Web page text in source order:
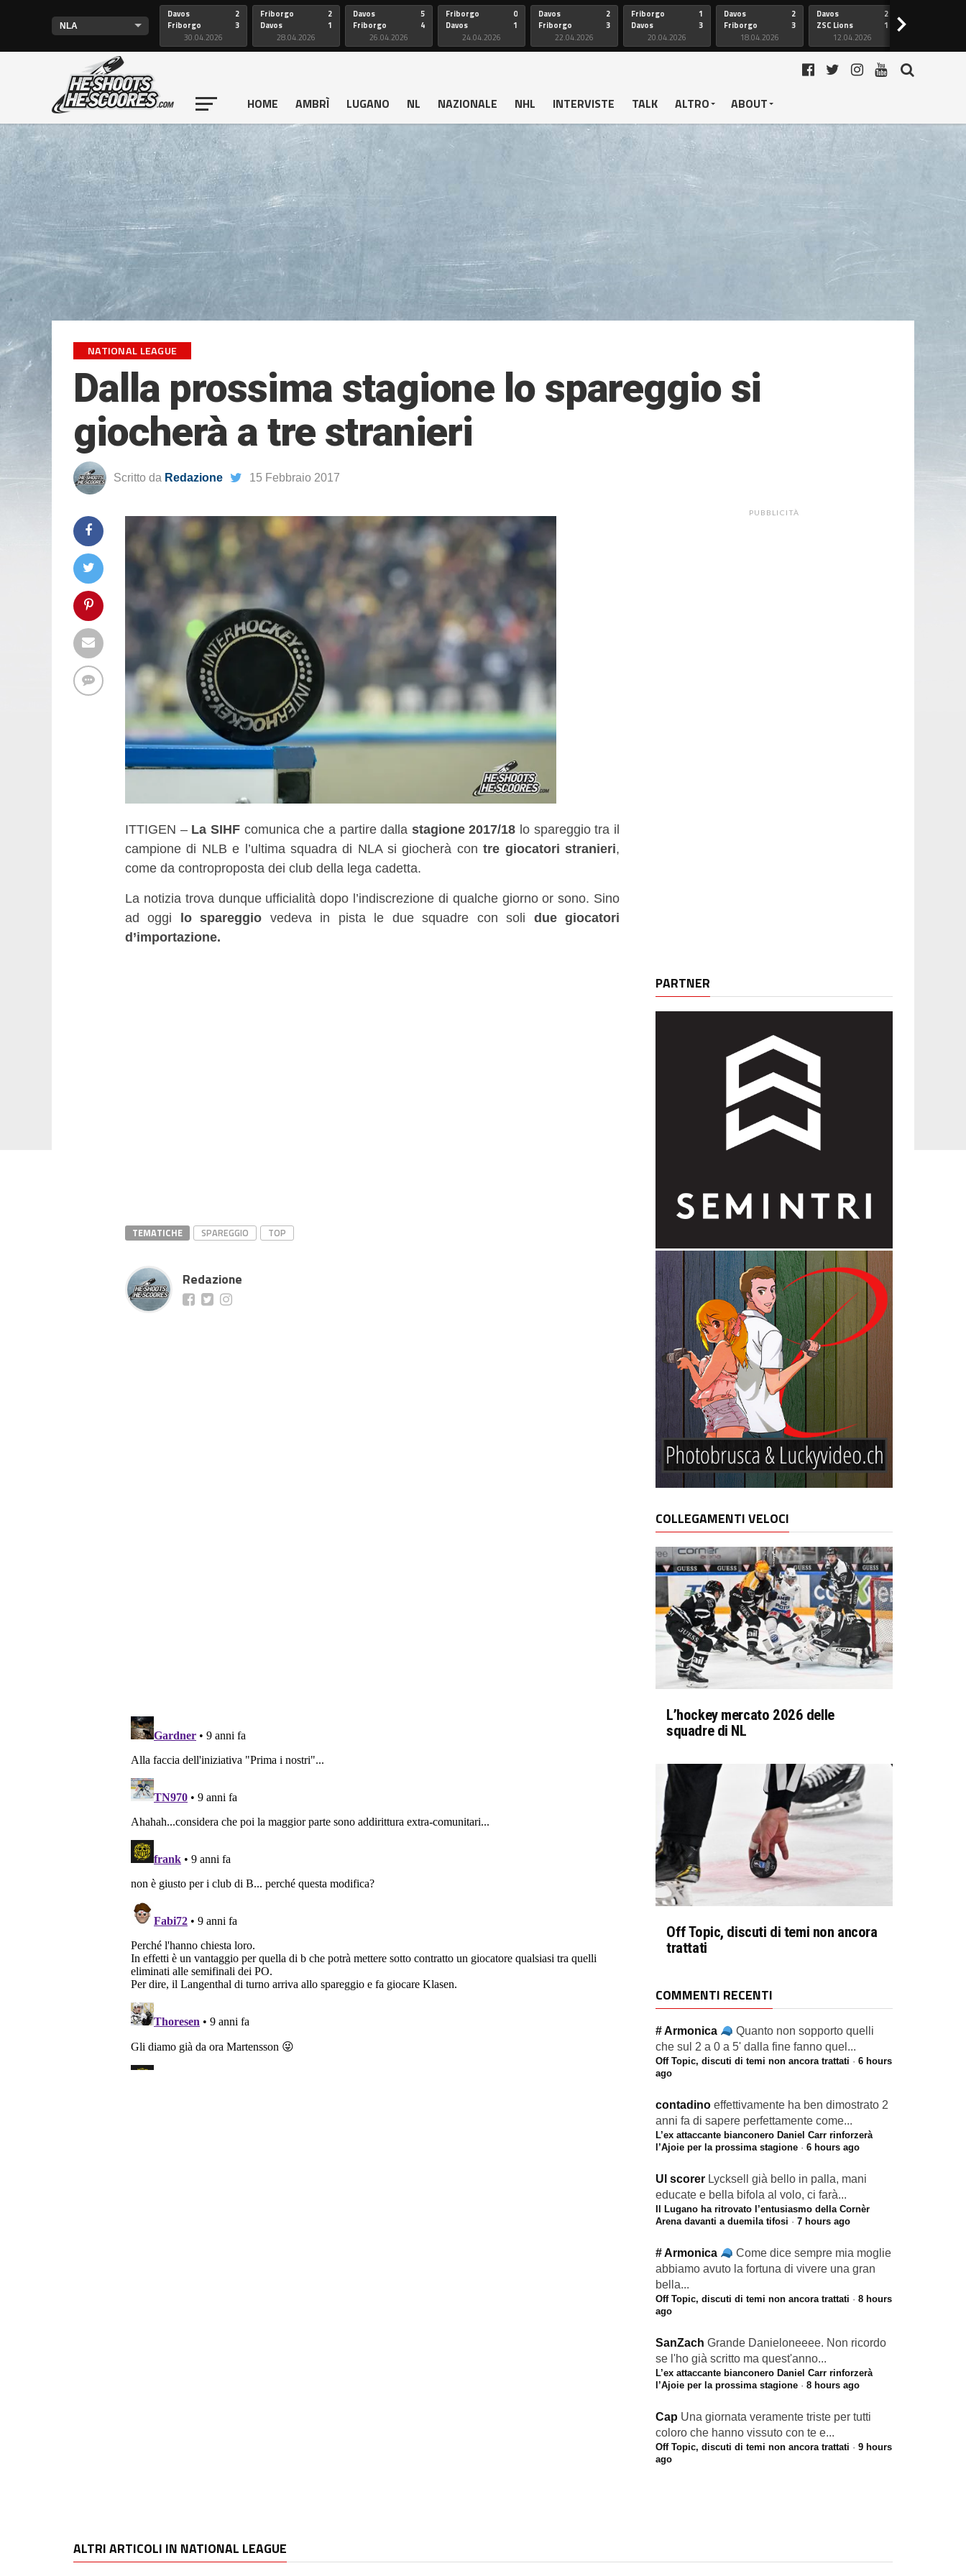
Davos
Friborgo
2
3
30.04.2026
Friborgo
Davos
2
1
28.04.2026
Davos
Friborgo
5
4
26.04.2026
Friborgo
Davos
0
1
24.04.2026
Davos
Friborgo
2
3
22.04.2026
Friborgo
Davos
1
3
20.04.2026
Davos
Friborgo
2
3
18.04.2026
Davos
ZSC Lions
2
1
12.04.2026
>
HOME AMBRÌ LUGANO NL NAZIONALE NHL INTERVISTE TALK ALTRO ABOUT
NATIONAL LEAGUE
Dalla prossima stagione lo spareggio si
giocherà a tre stranieri
Scritto da Redazione 15 Febbraio 2017
ITTIGEN – La SIHFcomunica che a partire dalla stagione 2017/18 lo spareggio tra il
campione di NLB e l’ultima squadra di NLA si giocherà contre giocatori stranieri,
come da controproposta dei club della lega cadetta.
La notizia trova dunque ufficialità dopo l’indiscrezione di qualche giorno or sono. Sino
ad oggi lo spareggio vedeva in pista le due squadre con soli due giocatori
d’importazione.
TEMATICHE SPAREGGIO TOP
Redazione
PUBBLICITÀ
PARTNER
COLLEGAMENTI VELOCI
L’hockey mercato 2026 delle
squadre di NL
Off Topic, discuti di temi non ancora
trattati
COMMENTI RECENTI
# Armonica
Quanto non sopporto quelli
che sul 2 a 0 a 5' dalla fine fanno quel...
Off Topic, discuti di temi non ancora trattati · 6 hours
ago
contadino effettivamente ha ben dimostrato 2
anni fa di sapere perfettamente come...
L’ex attaccante bianconero Daniel Carr rinforzerà
l’Ajoie per la prossima stagione · 6 hours ago
Ul scorer Lycksell già bello in palla, mani
educate e bella bifola al volo, ci farà...
Il Lugano ha ritrovato l’entusiasmo della Cornèr
Arena davanti a duemila tifosi · 7 hours ago
# Armonica
Come dice sempre mia moglie
abbiamo avuto la fortuna di vivere una gran
bella...
Off Topic, discuti di temi non ancora trattati · 8 hours
ago
SanZach Grande Danieloneeee. Non ricordo
se l'ho già scritto ma quest'anno...
L’ex attaccante bianconero Daniel Carr rinforzerà
l’Ajoie per la prossima stagione · 8 hours ago
Cap Una giornata veramente triste per tutti
coloro che hanno vissuto con te e...
Off Topic, discuti di temi non ancora trattati · 9 hours
ago
ALTRI ARTICOLI IN NATIONAL LEAGUE